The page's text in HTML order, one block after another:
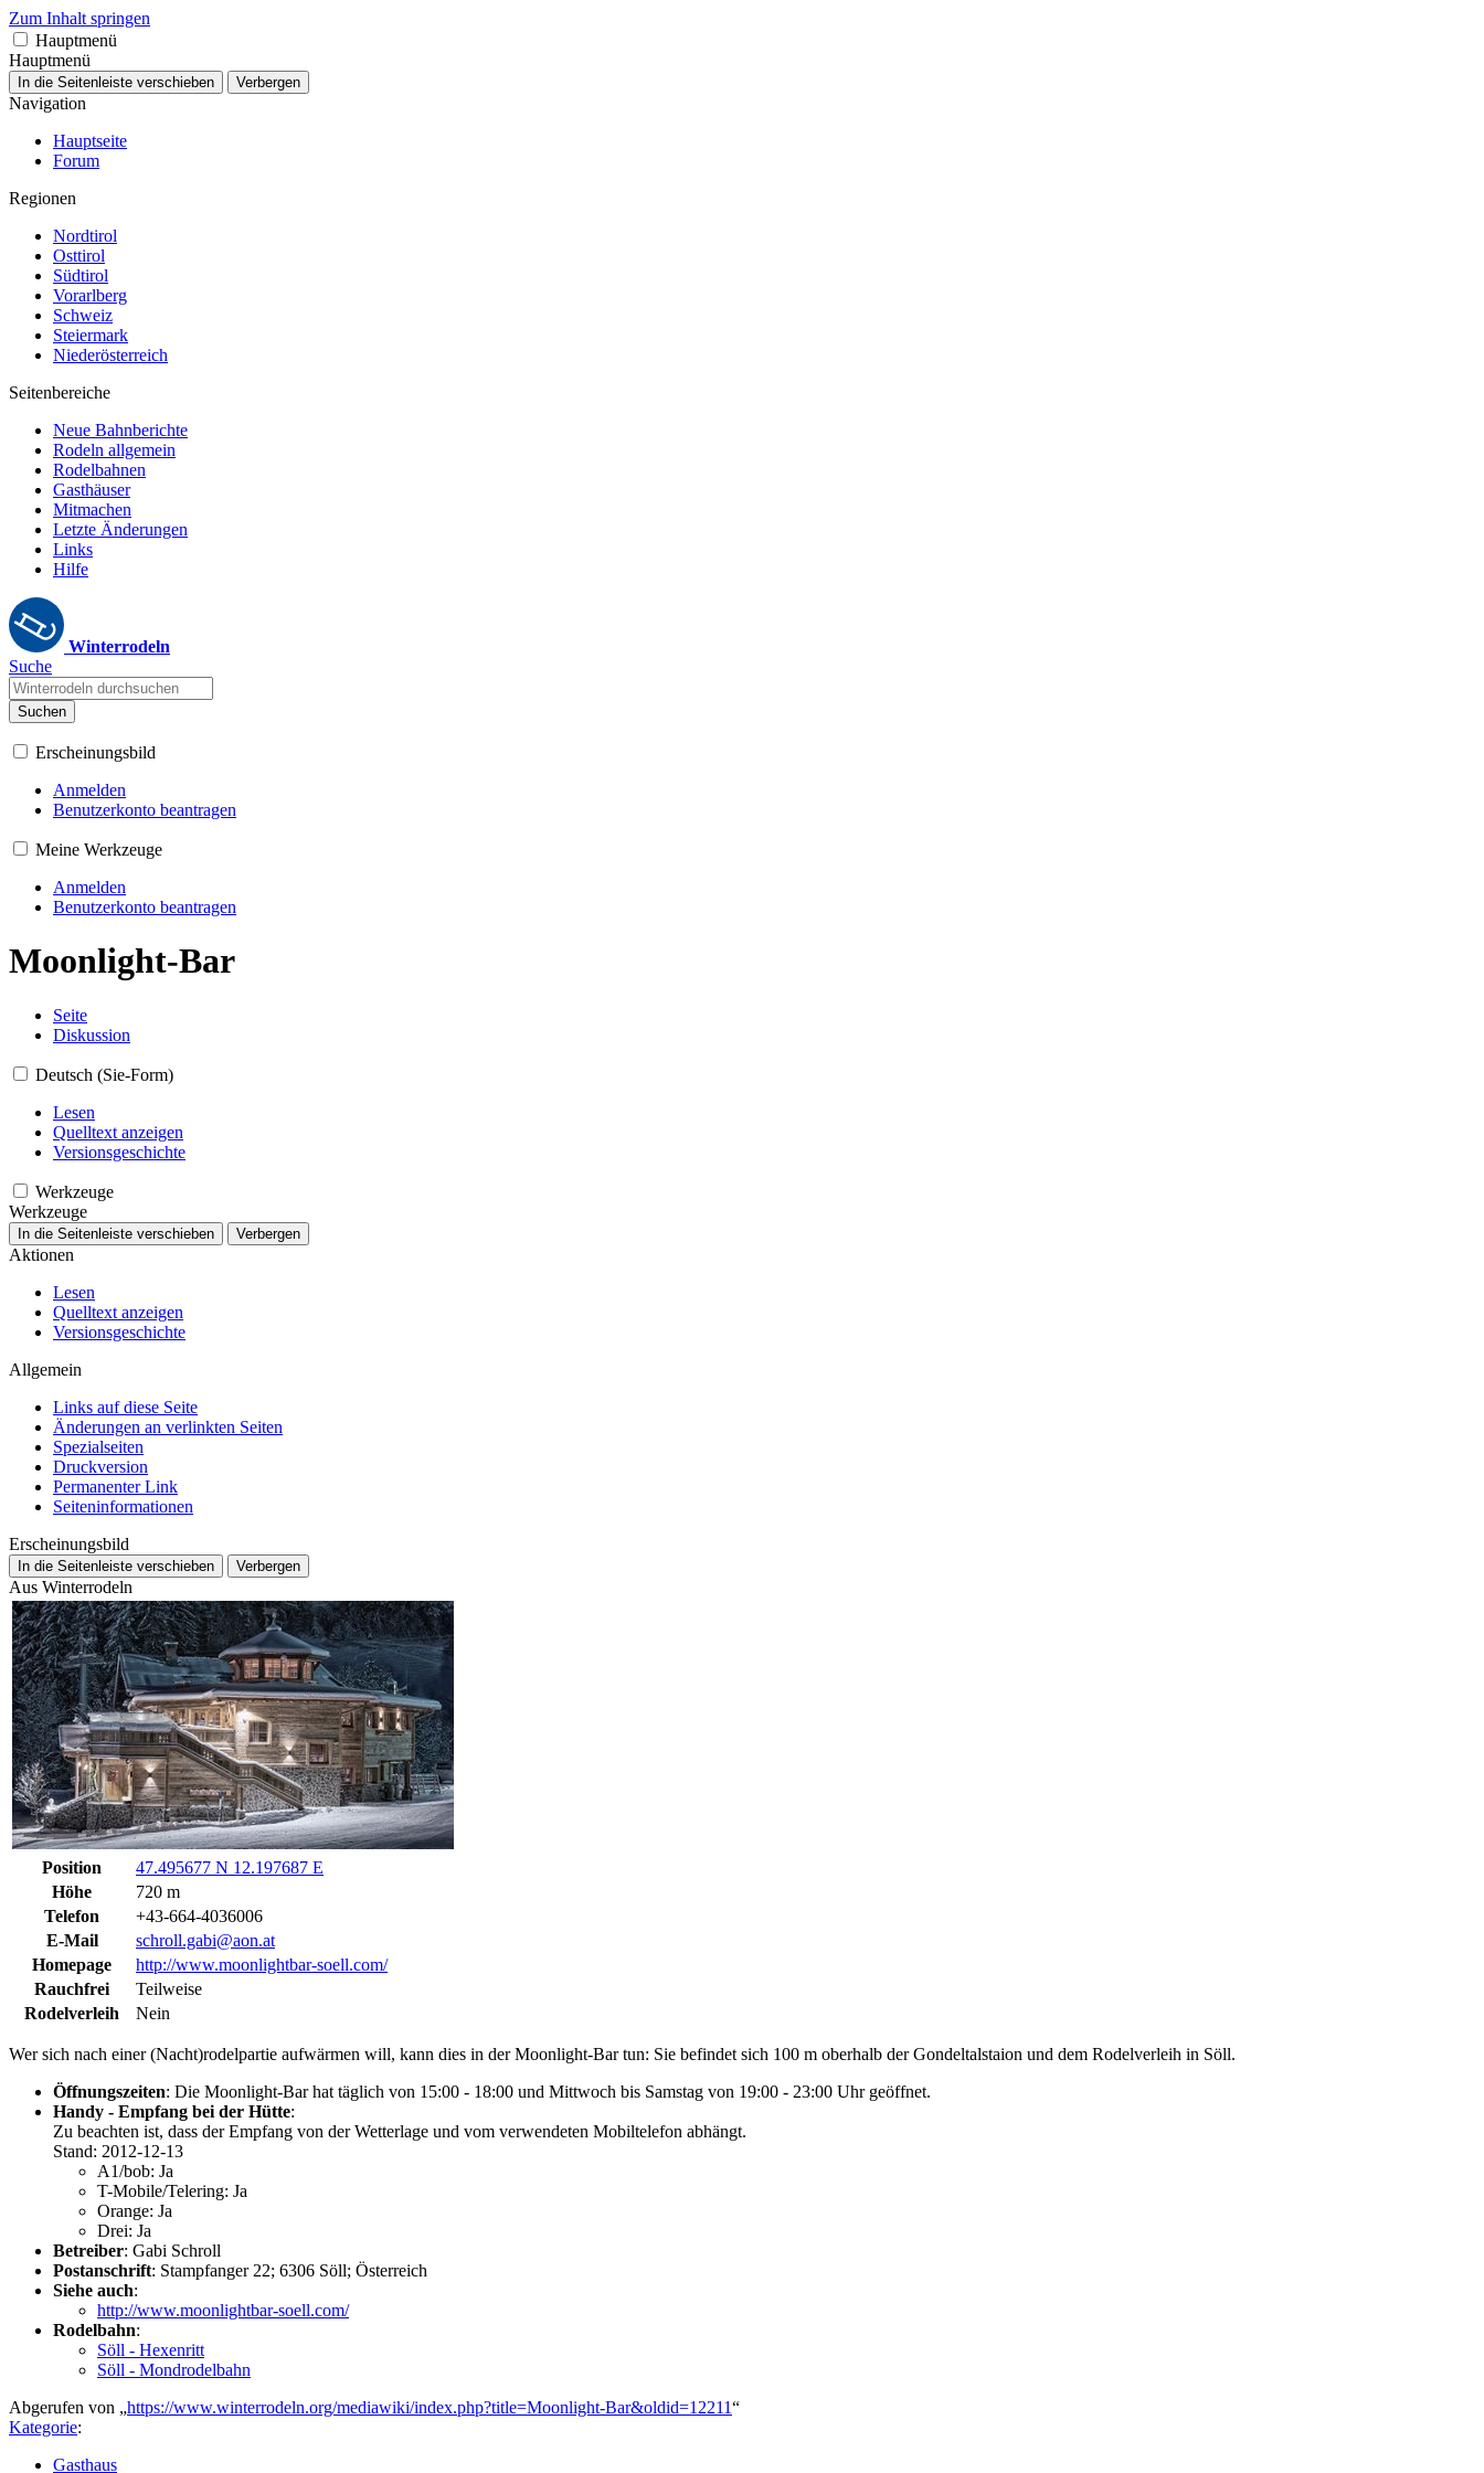
Zum Inhalt springen
Hauptmenü
Hauptmenü
In die Seitenleiste verschieben Verbergen
Navigation
Hauptseite
Forum
Regionen
Nordtirol
Osttirol
Südtirol
Vorarlberg
Schweiz
Steiermark
Niederösterreich
Seitenbereiche
Neue Bahnberichte
Rodeln allgemein
Rodelbahnen
Gasthäuser
Mitmachen
Letzte Änderungen
Links
Hilfe
Winterrodeln
Suche
Suchen
Erscheinungsbild
Anmelden
Benutzerkonto beantragen
Meine Werkzeuge
Anmelden
Benutzerkonto beantragen
Moonlight-Bar
Seite
Diskussion
Deutsch (Sie-Form)
Lesen
Quelltext anzeigen
Versionsgeschichte
Werkzeuge
Werkzeuge
In die Seitenleiste verschieben Verbergen
Aktionen
Lesen
Quelltext anzeigen
Versionsgeschichte
Allgemein
Links auf diese Seite
Änderungen an verlinkten Seiten
Spezialseiten
Druckversion
Permanenter Link
Seiten­­informationen
Erscheinungsbild
In die Seitenleiste verschieben Verbergen
Aus Winterrodeln
Position
47.495677 N 12.197687 E
Höhe
720 m
Telefon
+43-664-4036006
E-Mail
schroll.gabi@aon.at
Homepage
http://www.moonlightbar-soell.com/
Rauchfrei
Teilweise
Rodelverleih
Nein
Wer sich nach einer (Nacht)rodelpartie aufwärmen will, kann dies in der Moonlight-Bar tun: Sie befindet sich 100 m oberhalb der Gondeltalstaion und dem Rodelverleih in Söll.
Öffnungszeiten: Die Moonlight-Bar hat täglich von 15:00 - 18:00 und Mittwoch bis Samstag von 19:00 - 23:00 Uhr geöffnet.
Handy - Empfang bei der Hütte:
Zu beachten ist, dass der Empfang von der Wetterlage und vom verwendeten Mobiltelefon abhängt.
Stand: 2012-12-13
A1/bob: Ja
T-Mobile/Telering: Ja
Orange: Ja
Drei: Ja
Betreiber: Gabi Schroll
Postanschrift: Stampfanger 22; 6306 Söll; Österreich
Siehe auch:
http://www.moonlightbar-soell.com/
Rodelbahn:
Söll - Hexenritt
Söll - Mondrodelbahn
Abgerufen von „https://www.winterrodeln.org/mediawiki/index.php?title=Moonlight-Bar&oldid=12211“
Kategorie:
Gasthaus